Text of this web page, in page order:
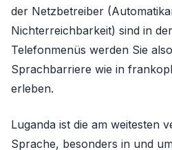
der Netzbetreiber
Nichterreichbarkeit) sind in
Telefonmenüs werden Sie
Sprachbarriere wie in
erleben.
Luganda ist die am weitesten
Sprache, besonders in und